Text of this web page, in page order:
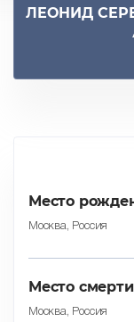
ЛЕОНИД
Место
Москва, Россия
Место смерти
Москва, Россия